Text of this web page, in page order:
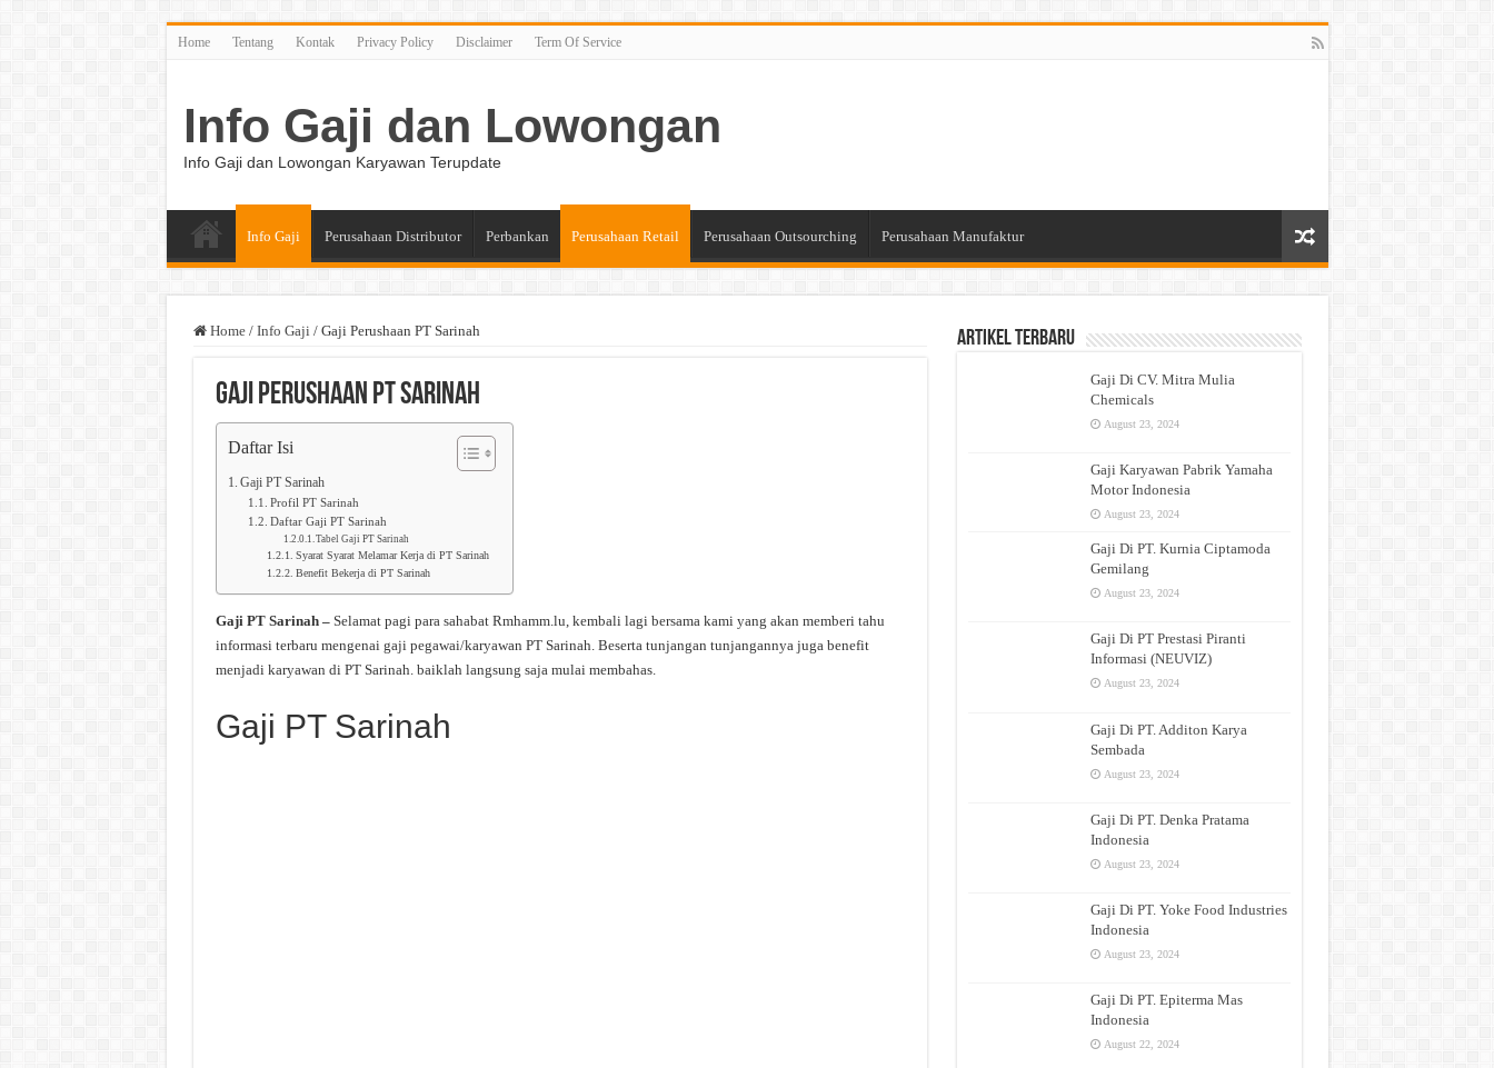
Home Tentang Kontak Privacy Policy Disclaimer Term Of Service
Info Gaji dan Lowongan
Info Gaji dan Lowongan Karyawan Terupdate
Info Gaji Perusahaan Distributor Perbankan Perusahaan Retail Perusahaan Outsourching Perusahaan Manufaktur
Home / Info Gaji / Gaji Perushaan PT Sarinah
Gaji Perushaan PT Sarinah
Daftar Isi
Gaji PT Sarinah
Profil PT Sarinah
Daftar Gaji PT Sarinah
Tabel Gaji PT Sarinah
Syarat Syarat Melamar Kerja di PT Sarinah
Benefit Bekerja di PT Sarinah
Gaji PT Sarinah – Selamat pagi para sahabat Rmhamm.lu, kembali lagi bersama kami yang akan memberi tahu
informasi terbaru mengenai gaji pegawai/karyawan PT Sarinah. Beserta tunjangan tunjangannya juga benefit
menjadi karyawan di PT Sarinah. baiklah langsung saja mulai membahas.
Gaji PT Sarinah
Artikel Terbaru
Gaji Di CV. Mitra Mulia
Chemicals
August 23, 2024
Gaji Karyawan Pabrik Yamaha
Motor Indonesia
August 23, 2024
Gaji Di PT. Kurnia Ciptamoda
Gemilang
August 23, 2024
Gaji Di PT Prestasi Piranti
Informasi (NEUVIZ)
August 23, 2024
Gaji Di PT. Additon Karya
Sembada
August 23, 2024
Gaji Di PT. Denka Pratama
Indonesia
August 23, 2024
Gaji Di PT. Yoke Food Industries
Indonesia
August 23, 2024
Gaji Di PT. Epiterma Mas
Indonesia
August 22, 2024